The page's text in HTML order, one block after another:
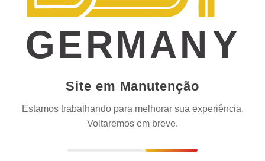
GERMANY
Site em Manutenção
Estamos trabalhando para melhorar sua experiência.
Voltaremos em breve.